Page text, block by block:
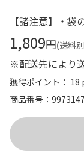
【諸注意】・袋
1,809円(送料
※配送先により
獲得ポイント： 18
商品番号